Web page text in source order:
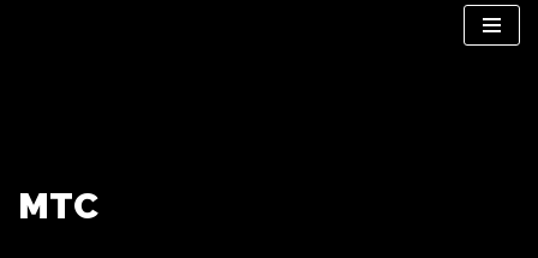
MTC